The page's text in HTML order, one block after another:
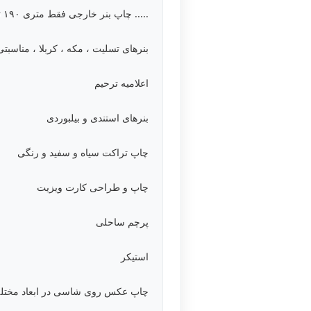
..... چاپ بنر خارجی فقط متری ۱۹۰ تومن‌‌.....
بنرهای تسلیت ، مکه ، کربلا ،
اعلامیه ترحیم
بنرهای استندی و بیلبوردی
چاپ تراکت سیاه و سفید و رنگی
چاپ و طراحی کارت ویزیت
پرچم ساحلی
استیکر
چاپ عکس روی شاسی در ابعاد